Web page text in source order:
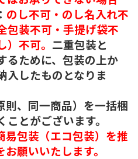
のし不可・のし名入れ不
包装不可・手提げ袋不
不可。 二重包装と
るために、包装の上か
入したものとなりま
則、同一商品）を一括梱
とがございます。
易包装（エコ包装）を推
願いいたします。